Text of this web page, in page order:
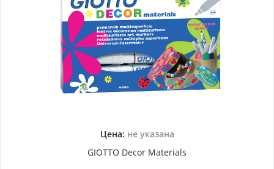
Цена: не указана
GIOTTO Decor Materials